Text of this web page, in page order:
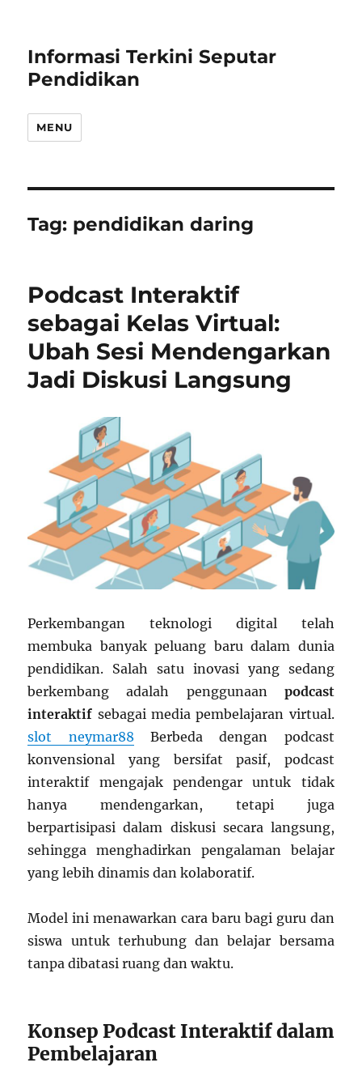
Informasi Terkini Seputar
Pendidikan
MENU
Tag: pendidikan daring
Podcast Interaktif
sebagai Kelas Virtual:
Ubah Sesi Mendengarkan
Jadi Diskusi Langsung
Perkembangan teknologi digital telah
membuka banyak peluang baru dalam dunia
pendidikan. Salah satu inovasi yang sedang
berkembang adalah penggunaan podcast
interaktif sebagai media pembelajaran virtual.
slot neymar88 Berbeda dengan podcast
konvensional yang bersifat pasif, podcast
interaktif mengajak pendengar untuk tidak
hanya mendengarkan, tetapi juga
berpartisipasi dalam diskusi secara langsung,
sehingga menghadirkan pengalaman belajar
yang lebih dinamis dan kolaboratif.
Model ini menawarkan cara baru bagi guru dan
siswa untuk terhubung dan belajar bersama
tanpa dibatasi ruang dan waktu.
Konsep Podcast Interaktif dalam
Pembelajaran